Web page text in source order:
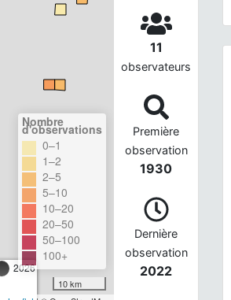
2026
Nombre
d'observations
0–1
1–2
2–5
5–10
10–20
20–50
50–100
100+
10 km
11
observateurs
Première
observation
1930
Dernière
observation
2022